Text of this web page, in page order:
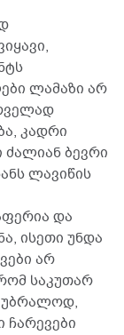
ლამაზი არ
კადრი
ბევრი
ლავიწის
და
ისეთი უნდა
არ
საკუთარ
უბრალოდ,
ჩარევები